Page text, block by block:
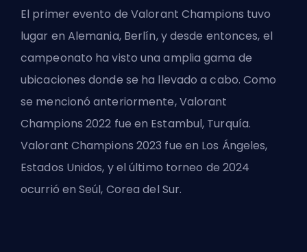
El primer evento de Valorant Champions tuvo
lugar en Alemania, Berlín, y desde entonces, el
campeonato ha visto una amplia gama de
ubicaciones donde se ha llevado a cabo. Como
se mencionó anteriormente, Valorant
Champions 2022 fue en Estambul, Turquía.
Valorant Champions 2023 fue en Los Ángeles,
Estados Unidos, y el último torneo de 2024
ocurrió en Seúl, Corea del Sur.